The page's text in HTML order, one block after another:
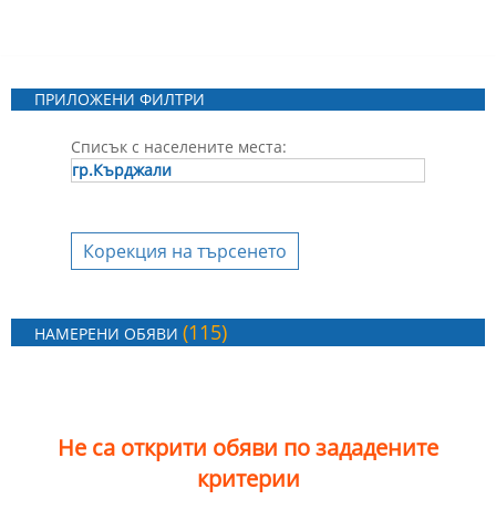
ПРИЛОЖЕНИ ФИЛТРИ
Списък с населените места:
гр.Кърджали
Корекция на търсенето
НАМЕРЕНИ ОБЯВИ(115)
Не са открити обяви по зададените
критерии